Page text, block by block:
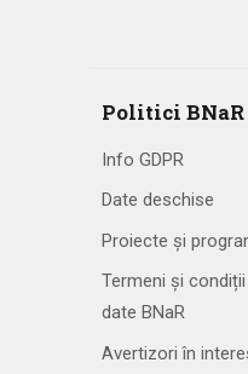
Politici BNaR
Info GDPR
Date deschise
Proiecte și
Termeni și
date BNaR
Avertizori în